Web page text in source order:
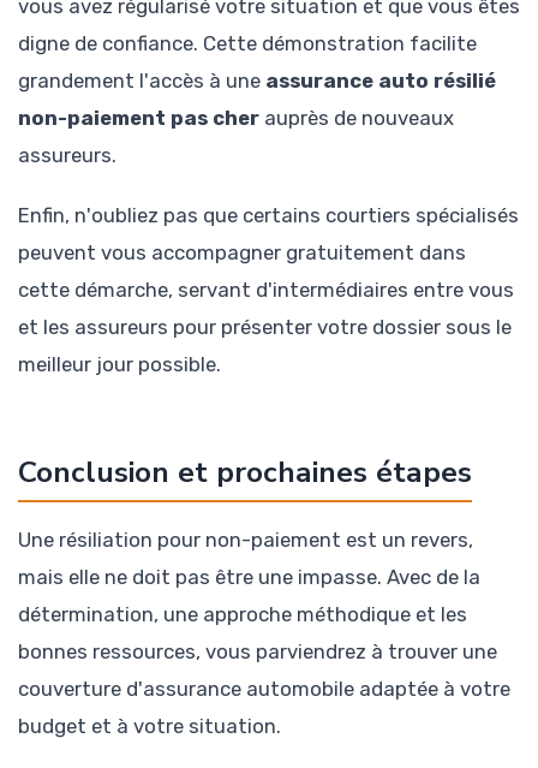
vous avez régularisé votre situation et que vous êtes
digne de confiance. Cette démonstration facilite
grandement l'accès à une assurance auto résilié
non-paiement pas cher auprès de nouveaux
assureurs.
Enfin, n'oubliez pas que certains courtiers spécialisés
peuvent vous accompagner gratuitement dans
cette démarche, servant d'intermédiaires entre vous
et les assureurs pour présenter votre dossier sous le
meilleur jour possible.
Conclusion et prochaines étapes
Une résiliation pour non-paiement est un revers,
mais elle ne doit pas être une impasse. Avec de la
détermination, une approche méthodique et les
bonnes ressources, vous parviendrez à trouver une
couverture d'assurance automobile adaptée à votre
budget et à votre situation.